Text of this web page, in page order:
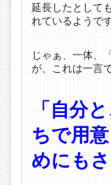
延長したとして
れているようです
じゃぁ、一体、
が、これは一言
「自分
ちで用
めにもさ